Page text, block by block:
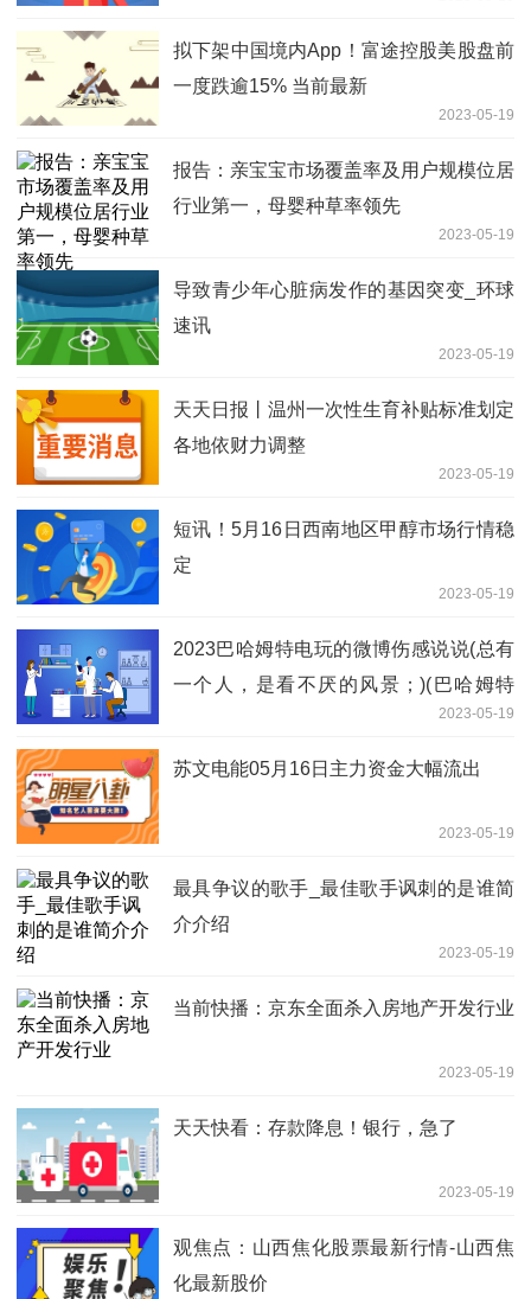
拟下架中国境内App！富途控股美股盘前
一度跌逾15% 当前最新
2023-05-19
报告：亲宝宝市场覆盖率及用户规模位居
行业第一，母婴种草率领先
2023-05-19
导致青少年心脏病发作的基因突变_环球
速讯
2023-05-19
天天日报丨温州一次性生育补贴标准划定
各地依财力调整
2023-05-19
短讯！5月16日西南地区甲醇市场行情稳
定
2023-05-19
2023巴哈姆特电玩的微博伤感说说(总有
一个人，是看不厌的风景；)(巴哈姆特
2023-05-19
苏文电能05月16日主力资金大幅流出
2023-05-19
最具争议的歌手_最佳歌手讽刺的是谁简
介介绍
2023-05-19
当前快播：京东全面杀入房地产开发行业
2023-05-19
天天快看：存款降息！银行，急了
2023-05-19
观焦点：山西焦化股票最新行情-山西焦
化最新股价